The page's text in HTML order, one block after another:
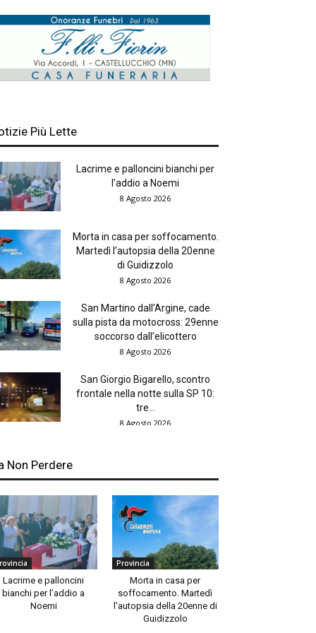
Più Lette
Lacrime e palloncini bianchi per
l’addio a Noemi
8 Agosto 2026
Morta in casa per soffocamento.
Martedì l’autopsia della 20enne
di Guidizzolo
8 Agosto 2026
San Martino dall’Argine, cade
sulla pista da motocross: 29enne
soccorso dall’elicottero
8 Agosto 2026
San Giorgio Bigarello, scontro
frontale nella notte sulla SP 10:
tre...
8 Agosto 2026
Non Perdere
Lacrime e palloncini
bianchi per l’addio a
Noemi
Provincia
Morta in casa per
soffocamento. Martedì
l’autopsia della 20enne di
Guidizzolo